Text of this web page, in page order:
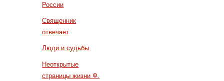
России
Священник
отвечает
Люди и судьбы
Неоткрытые
страницы жизни Ф.